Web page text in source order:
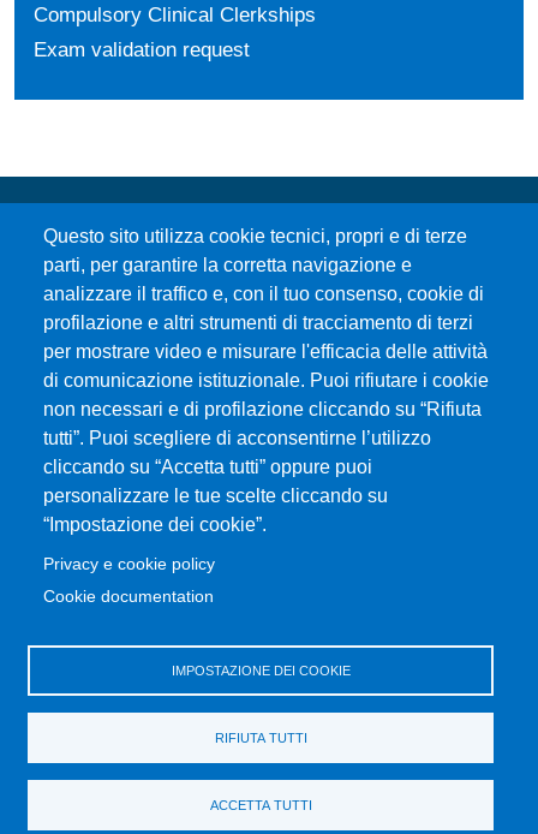
Compulsory Clinical Clerkships
Exam validation request
Questo sito utilizza cookie tecnici, propri e di terze
parti, per garantire la corretta navigazione e
analizzare il traffico e, con il tuo consenso, cookie di
profilazione e altri strumenti di tracciamento di terzi
per mostrare video e misurare l'efficacia delle attività
di comunicazione istituzionale. Puoi rifiutare i cookie
non necessari e di profilazione cliccando su “Rifiuta
tutti”. Puoi scegliere di acconsentirne l’utilizzo
cliccando su “Accetta tutti” oppure puoi
personalizzare le tue scelte cliccando su
“Impostazione dei cookie”.
Privacy e cookie policy
Cookie documentation
IMPOSTAZIONE DEI COOKIE
RIFIUTA TUTTI
ACCETTA TUTTI
Università degli Studi di Messina
Piazza Pugliatti, 1 - 98122 Messina
Cod. Fiscale 80004070837
P.IVA 00724160833
Centralino: 090 676 1
MENÙ SOCIAL
MENÙ FOOTER 1
Accessibility statement
Transparent administration
Change your mind on cookies